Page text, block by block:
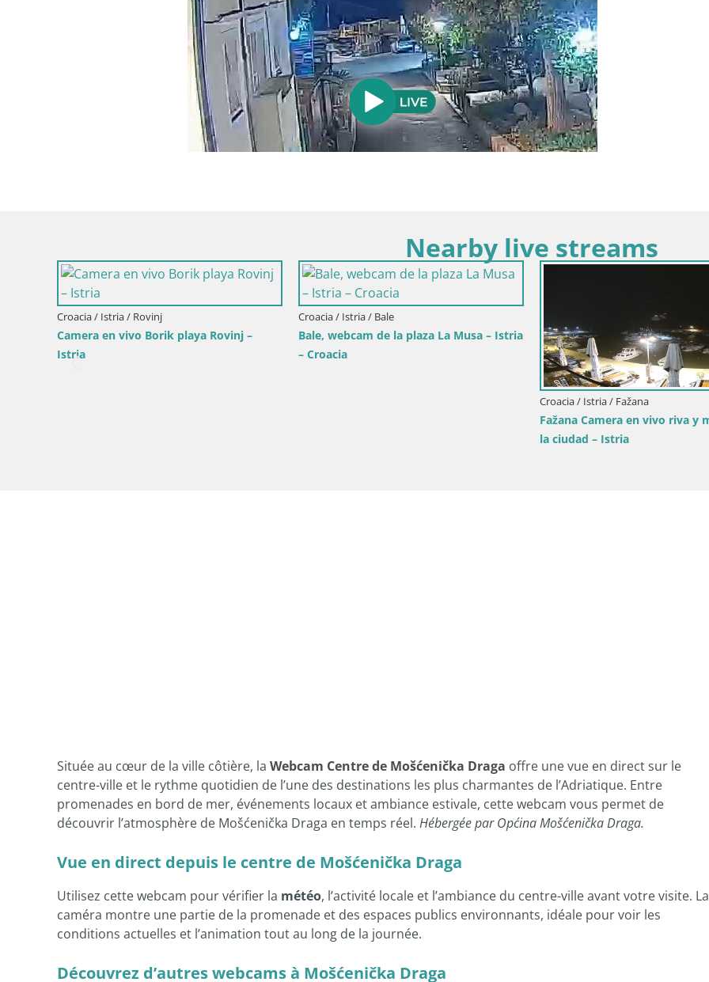
Nearby live streams
Croacia / Istria / Rovinj
Camera en vivo Borik playa Rovinj –
Istria
Croacia / Istria / Bale
Bale, webcam de la plaza La Musa – Istria
– Croacia
Croacia / Istria / Fažana
Fažana Camera en vivo riva y
la ciudad – Istria
Située au cœur de la ville côtière, la Webcam Centre de Mošćenička Draga offre une vue en direct sur le
centre-ville et le rythme quotidien de l’une des destinations les plus charmantes de l’Adriatique. Entre
promenades en bord de mer, événements locaux et ambiance estivale, cette webcam vous permet de
découvrir l’atmosphère de Mošćenička Draga en temps réel. Hébergée par Općina Mošćenička Draga.
Vue en direct depuis le centre de Mošćenička Draga
Utilisez cette webcam pour vérifier la météo, l’activité locale et l’ambiance du centre-ville avant votre visite. La
caméra montre une partie de la promenade et des espaces publics environnants, idéale pour voir les
conditions actuelles et l’animation tout au long de la journée.
Découvrez d’autres webcams à Mošćenička Draga